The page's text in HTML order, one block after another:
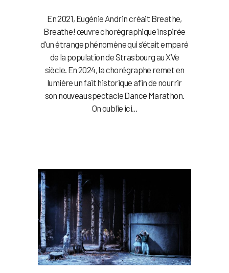
En 2021, Eugénie Andrin créait Breathe,
Breathe! œuvre chorégraphique inspirée
d'un étrange phénomène qui s’était emparé
de la population de Strasbourg au XVe
siècle. En 2024, la chorégraphe remet en
lumière un fait historique afin de nourrir
son nouveau spectacle Dance Marathon.
On oublie ici...